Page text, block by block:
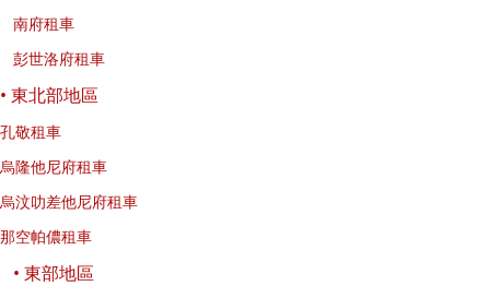
南府租車
彭世洛府租車
• 東北部地區
孔敬租車
烏隆他尼府租車
烏汶叻差他尼府租車
那空帕儂租車
• 東部地區